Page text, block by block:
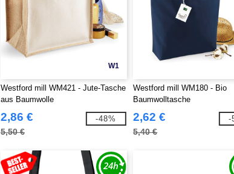
W1
Westford mill WM421 - Jute-Tasche
aus Baumwolle
2,86 €
5,50 €
-48%
Westford mill WM180 - Bio
Baumwolltasche
2,62 €
5,40 €
-